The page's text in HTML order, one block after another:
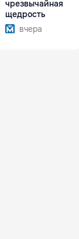
чрезвычайная
щедрость
вчера